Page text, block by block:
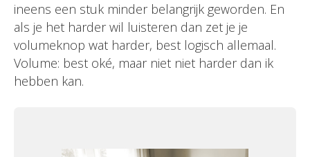
ineens een stuk minder belangrijk geworden. En
als je het harder wil luisteren dan zet je je
volumeknop wat harder, best logisch allemaal.
Volume: best oké, maar niet niet harder dan ik
hebben kan.